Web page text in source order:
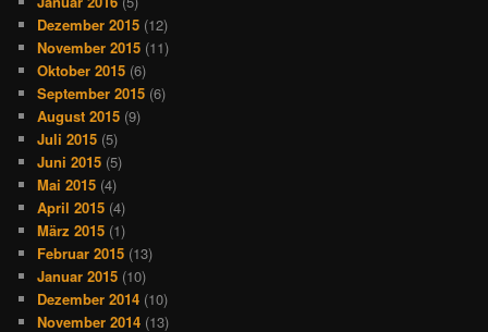
Dezember 2015 (12)
November 2015 (11)
Oktober 2015 (6)
September 2015 (6)
August 2015 (9)
Juli 2015 (5)
Juni 2015 (5)
Mai 2015 (4)
April 2015 (4)
März 2015 (1)
Februar 2015 (13)
Januar 2015 (10)
Dezember 2014 (10)
November 2014 (13)